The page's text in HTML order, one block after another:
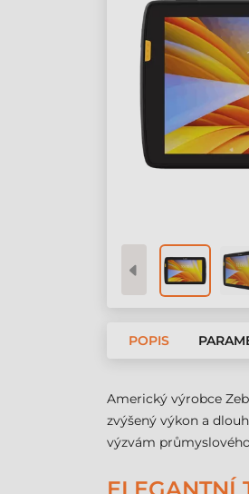
POPIS
Americký výrobce
zvýšený výkon a
výzvám